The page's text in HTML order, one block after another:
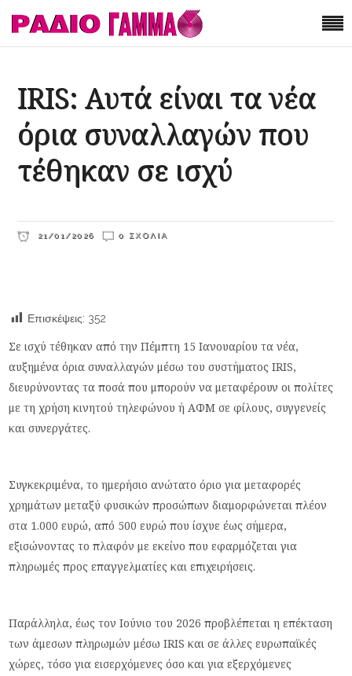
IRIS: Αυτά είναι τα νέα
όρια συναλλαγών που
τέθηκαν σε ισχύ
21/01/2026 0 ΣΧΌΛΙΑ
Επισκέψεις: 352
Σε ισχύ τέθηκαν από την Πέμπτη 15 Ιανουαρίου τα νέα,
αυξημένα όρια συναλλαγών μέσω του συστήματος IRIS,
διευρύνοντας τα ποσά που μπορούν να μεταφέρουν οι πολίτες
με τη χρήση κινητού τηλεφώνου ή ΑΦΜ σε φίλους, συγγενείς
και συνεργάτες.
Συγκεκριμένα, το ημερήσιο ανώτατο όριο για μεταφορές
χρημάτων μεταξύ φυσικών προσώπων διαμορφώνεται πλέον
στα 1.000 ευρώ, από 500 ευρώ που ίσχυε έως σήμερα,
εξισώνοντας το πλαφόν με εκείνο που εφαρμόζεται για
πληρωμές προς επαγγελματίες και επιχειρήσεις.
Παράλληλα, έως τον Ιούνιο του 2026 προβλέπεται η επέκταση
των άμεσων πληρωμών μέσω IRIS και σε άλλες ευρωπαϊκές
χώρες, τόσο για εισερχόμενες όσο και για εξερχόμενες